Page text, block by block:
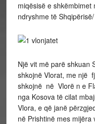
miqësisë e
ndryshme të Shqipërisë/
Një vit më parë shkuan
shkojnë Vlorat, me një
shkojnë në Vlorë n e
nga Kosova të cilat
Vlora, e që janë
në Prishtinë mes mijëra